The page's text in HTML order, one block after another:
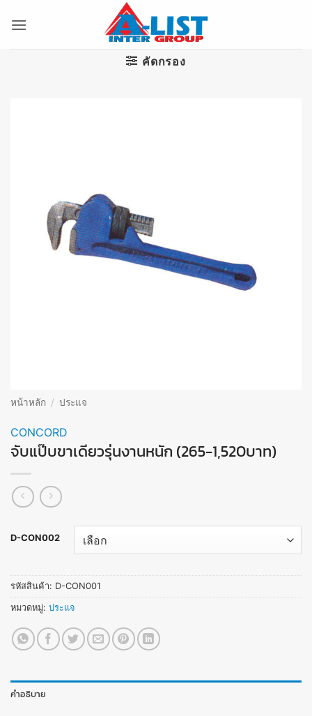
คัดกรอง
หน้าหลัก / ประแจ
CONCORD
จับแป๊บขาเดียวรุ่นงานหนัก (265-1,520บาท)
D-CON002
รหัสสินค้า: D-CON001
หมวดหมู่: ประแจ
คำอธิบาย